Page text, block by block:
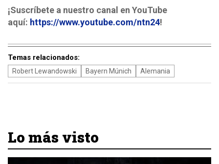
¡Suscríbete a nuestro canal en YouTube
aquí: https://www.youtube.com/ntn24!
Temas relacionados:
Robert Lewandowski Bayern Múnich Alemania
Lo más visto